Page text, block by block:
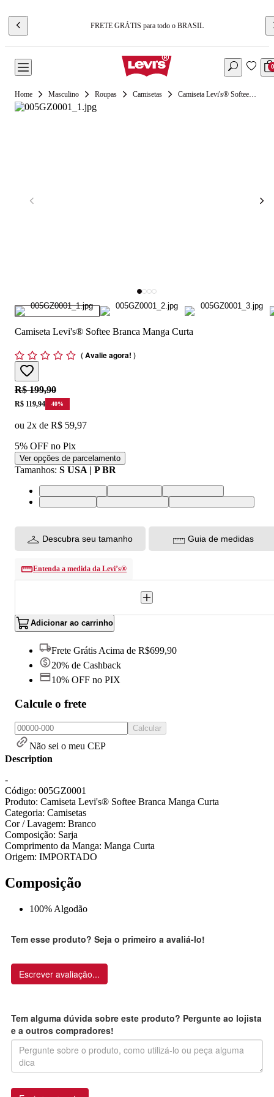
FRETE GRÁTIS para todo o BRASIL
0
Masculino Roupas Camisetas Camiseta Levi's® Softee Branca Manga Curta
Camiseta Levi's® Softee Branca Manga Curta
(Avalie agora! )
Original price:
R$ 199,90
Price:
R$ 119,94 40%
ou 2x de R$ 59,97
5% OFF no Pix
Ver opções de parcelamento
Tamanhos: S USA | P BR
XS USA | PP BRS USA | P BRM USA | M BR
L USA | G BRXL USA | GG BRXXL USA | EGG BR
Descubra seu tamanho Guia de medidas
Entenda a medida da Levi’s®
Adicionar ao carrinho
Frete Grátis Acima de R$699,90
20% de Cashback
10% OFF no PIX
Calcule o frete
Calcular
Não sei o meu CEP
Description
-
Código: 005GZ0001
Produto: Camiseta Levi's® Softee Branca Manga Curta
Categoria: Camisetas
Cor / Lavagem: Branco
Composição: Sarja
Comprimento da Manga: Manga Curta
Origem: IMPORTADO
Composição
100% Algodão
Tem esse produto? Seja o primeiro a avaliá-lo!
Escrever avaliação...
Tem alguma dúvida sobre este produto? Pergunte ao lojista
e a outros compradores!